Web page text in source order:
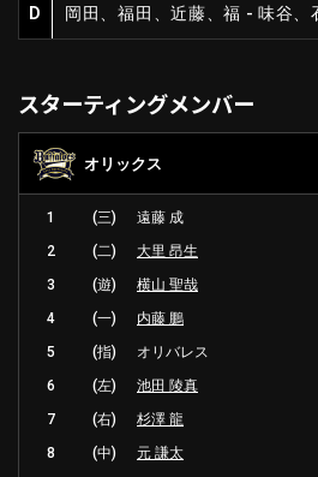
D 岡田、福田、近藤、福 - 味谷、
スターティングメンバー
オリックス
1 (三) 遠藤 成
2
(二) 大里 昂生
3
(遊) 横山 聖哉
4
(一) 内藤 鵬
5
(指) オリバレス
6
(左) 池田 陵真
7
(右) 杉澤 龍
8
(中) 元 謙太